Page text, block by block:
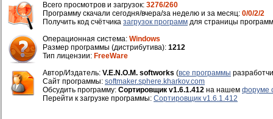
Всего просмотров и загрузок: 3276/260
Программу скачали сегодня/вчера/за неделю и за месяц: 0/0/2/2
Получить код счётчика загрузок программ для страницы
Операционная система: Windows
Размер программы (дистрибутива): 1212
Тип лицензии: FreeWare
Автор/Издатель: V.E.N.O.M. softworks (все программы
Cайт программы: softmaker.sphere.kharkov.com
Обсудить программу: Сортировщик v1.6.1.412 на нашем форуме
Перейти к загрузке программы: Сортировщик v1.6.1.412